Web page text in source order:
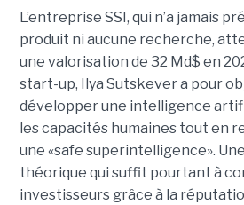
L’entreprise SSI, qui n’a jamais
produit ni aucune recherche,
une valorisation de 32 Md$ en
start-up,
Ilya Sutskever a pour
développer une intelligence
les capacités humaines tout en
une «safe superintelligence».
théorique qui suffit pourtant à
investisseurs grâce à la